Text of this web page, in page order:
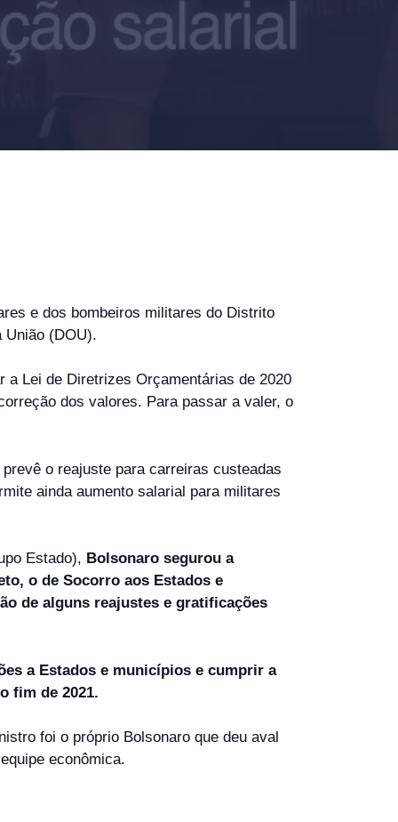
e dos bombeiros militares do Distrito
União (DOU).
a Lei de Diretrizes Orçamentárias de 2020
dos valores. Para passar a valer, o
o reajuste para carreiras custeadas
ainda aumento salarial para militares
Estado), Bolsonaro segurou a
o de Socorro aos Estados e
de alguns reajustes e gratificações
a Estados e municípios e cumprir a
fim de 2021.
foi o próprio Bolsonaro que deu aval
econômica.